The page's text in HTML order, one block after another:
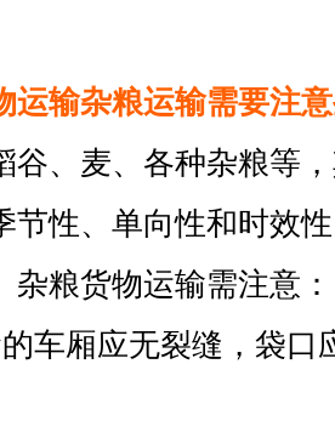
运输杂粮运输需要注
谷、麦、各种杂粮等
节性、单向性和时效
杂粮货物运输需注意：
车厢应无裂缝，袋口